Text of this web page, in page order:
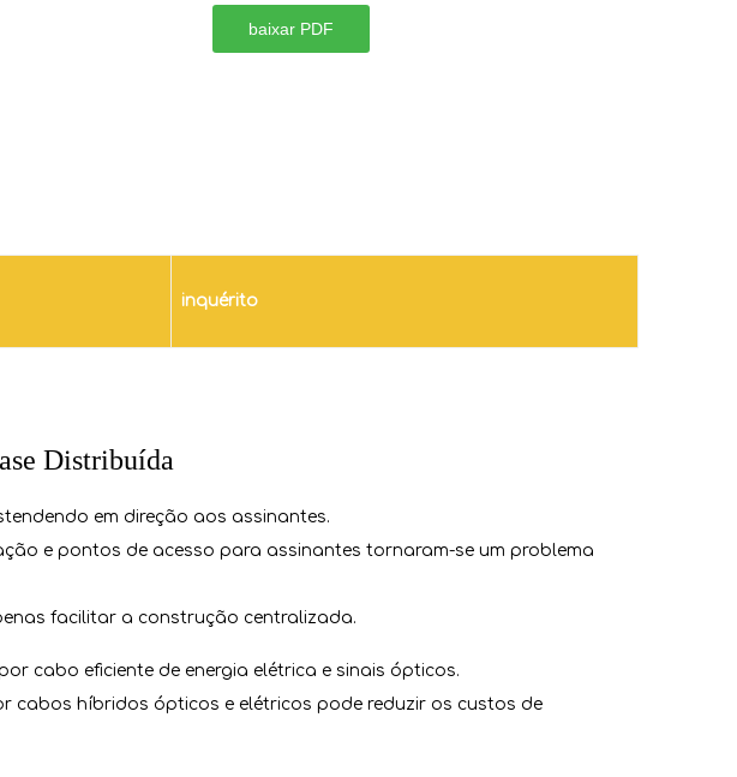
baixar PDF
inquérito
Distribuída
em direção aos assinantes.
e pontos de acesso para assinantes tornaram-se um problema
facilitar a construção centralizada.
cabo eficiente de energia elétrica e sinais ópticos.
cabos híbridos ópticos e elétricos pode reduzir os custos de